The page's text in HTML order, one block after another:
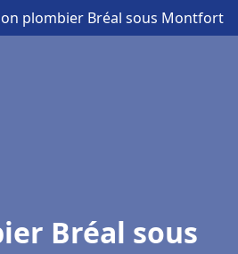
plombier Bréal sous Montfort
Bréal sous